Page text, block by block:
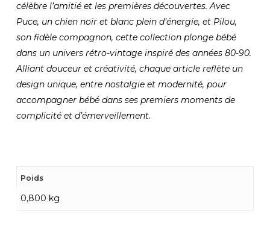
célèbre l’amitié et les premières découvertes. Avec
Puce, un chien noir et blanc plein d’énergie, et Pilou,
son fidèle compagnon, cette collection plonge bébé
dans un univers rétro-vintage inspiré des années 80-90.
Alliant douceur et créativité, chaque article reflète un
design unique, entre nostalgie et modernité, pour
accompagner bébé dans ses premiers moments de
complicité et d’émerveillement.
Poids
0,800 kg